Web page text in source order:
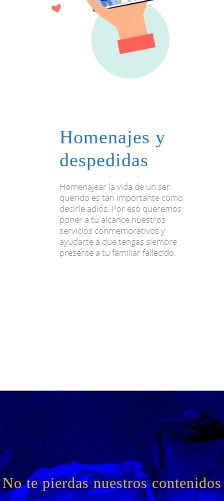
Homenajes y
despedidas
Homenajear la vida de un ser
querido es tan importante como
decirle adiós. Por eso queremos
poner a tu alcance nuestros
servicios conmemorativos y
ayudarte a que tengas siempre
presente a tu familiar fallecido.
No te pierdas nuestros contenidos